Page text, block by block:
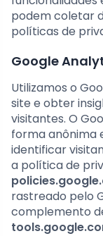
podem coletar
políticas de
Google
Utilizamos o
site e obter
visitantes. O
forma anônima
identificar
a política de
rastreado pelo
complemento